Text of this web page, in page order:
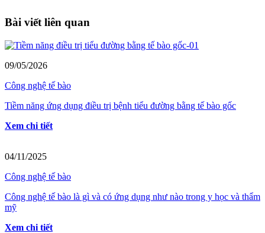
Bài viết liên quan
09/05/2026
Công nghệ tế bào
Tiềm năng ứng dụng điều trị bệnh tiểu đường bằng tế bào gốc
Xem chi tiết
04/11/2025
Công nghệ tế bào
Công nghệ tế bào là gì và có ứng dụng như nào trong y học và thẩm
mỹ
Xem chi tiết